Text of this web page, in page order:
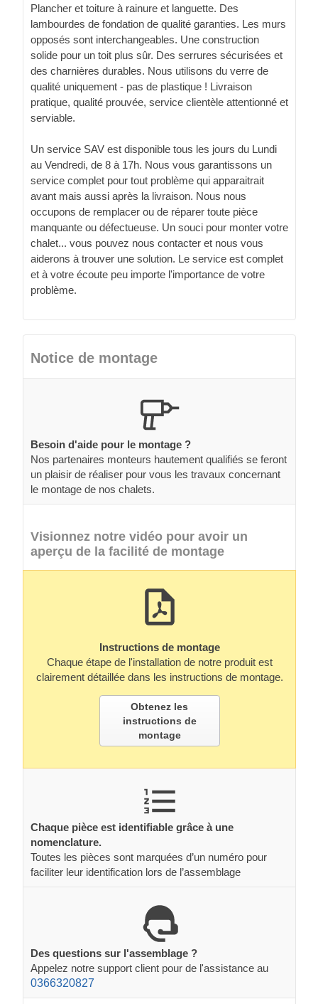
Plancher et toiture à rainure et languette. Des
lambourdes de fondation de qualité garanties. Les murs
opposés sont interchangeables. Une construction
solide pour un toit plus sûr. Des serrures sécurisées et
des charnières durables. Nous utilisons du verre de
qualité uniquement - pas de plastique ! Livraison
pratique, qualité prouvée, service clientèle attentionné et
serviable.
Un service SAV est disponible tous les jours du Lundi
au Vendredi, de 8 à 17h. Nous vous garantissons un
service complet pour tout problème qui apparaitrait
avant mais aussi après la livraison. Nous nous
occupons de remplacer ou de réparer toute pièce
manquante ou défectueuse. Un souci pour monter votre
chalet... vous pouvez nous contacter et nous vous
aiderons à trouver une solution. Le service est complet
et à votre écoute peu importe l'importance de votre
problème.
Notice de montage
Besoin d'aide pour le montage ?
Nos partenaires monteurs hautement qualifiés se feront
un plaisir de réaliser pour vous les travaux concernant
le montage de nos chalets.
Visionnez notre vidéo pour avoir un
aperçu de la facilité de montage
Instructions de montage
Chaque étape de l'installation de notre produit est
clairement détaillée dans les instructions de montage.
Obtenez les
instructions de
montage
Chaque pièce est identifiable grâce à une
nomenclature.
Toutes les pièces sont marquées d’un numéro pour
faciliter leur identification lors de l’assemblage
Des questions sur l'assemblage ?
Appelez notre support client pour de l'assistance au
0366320827